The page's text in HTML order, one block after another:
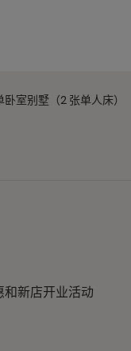
卧室别墅（2 张单人床）
新店开业活动